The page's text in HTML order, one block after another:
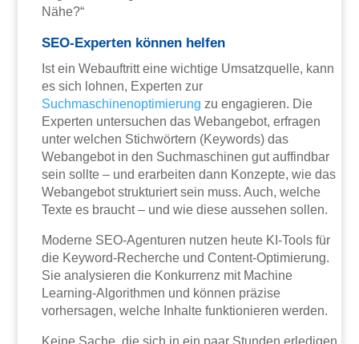
Nähe?“
SEO-Experten können helfen
Ist ein Webauftritt eine wichtige Umsatzquelle, kann
es sich lohnen, Experten zur
Suchmaschinenoptimierung zu engagieren. Die
Experten untersuchen das Webangebot, erfragen
unter welchen Stichwörtern (Keywords) das
Webangebot in den Suchmaschinen gut auffindbar
sein sollte – und erarbeiten dann Konzepte, wie das
Webangebot strukturiert sein muss. Auch, welche
Texte es braucht – und wie diese aussehen sollen.
Moderne SEO-Agenturen nutzen heute KI-Tools für
die Keyword-Recherche und Content-Optimierung.
Sie analysieren die Konkurrenz mit Machine
Learning-Algorithmen und können präzise
vorhersagen, welche Inhalte funktionieren werden.